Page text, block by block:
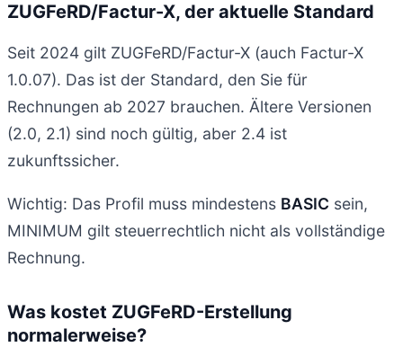
ZUGFeRD/Factur-X, der aktuelle Standard
Seit 2024 gilt ZUGFeRD/Factur-X (auch Factur-X
1.0.07). Das ist der Standard, den Sie für
Rechnungen ab 2027 brauchen. Ältere Versionen
(2.0, 2.1) sind noch gültig, aber 2.4 ist
zukunftssicher.
Wichtig: Das Profil muss mindestens BASIC sein,
MINIMUM gilt steuerrechtlich nicht als vollständige
Rechnung.
Was kostet ZUGFeRD-Erstellung
normalerweise?